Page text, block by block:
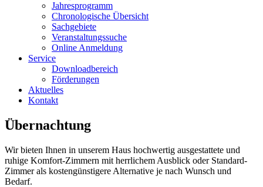
Jahresprogramm
Chronologische Übersicht
Sachgebiete
Veranstaltungssuche
Online Anmeldung
Service
Downloadbereich
Förderungen
Aktuelles
Kontakt
Übernachtung
Wir bieten Ihnen in unserem Haus hochwertig ausgestattete und
ruhige Komfort-Zimmern mit herrlichem Ausblick oder Standard-
Zimmer als kostengünstigere Alternative je nach Wunsch und
Bedarf.